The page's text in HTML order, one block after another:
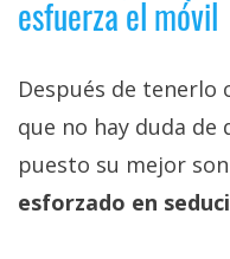
esfuerza el móvil
Después de tenerlo
que no hay duda de
puesto su mejor
esforzado en